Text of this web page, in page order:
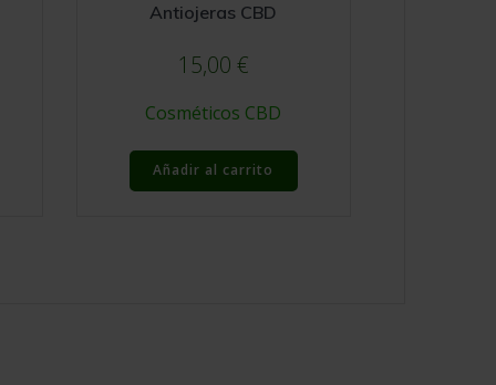
Antiojeras CBD
15,00 €
Cosméticos CBD
Añadir al carrito